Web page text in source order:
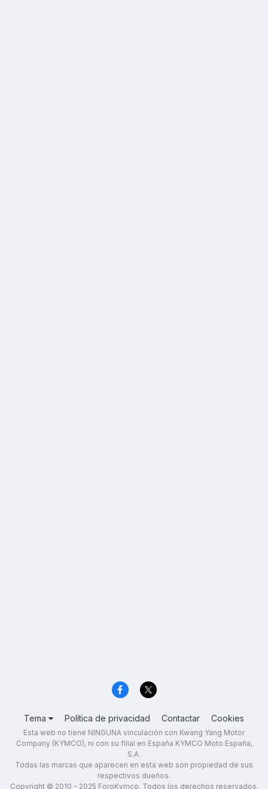
Tema Política de privacidad Contactar Cookies
Esta web no tiene NINGUNA vinculación con Kwang Yang Motor
Company (KYMCO), ni con su filial en España KYMCO Moto España,
S.A.
Todas las marcas que aparecen en esta web son propiedad de sus
respectivos dueños.
Copyright © 2010 - 2025 ForoKymco. Todos los derechos reservados.